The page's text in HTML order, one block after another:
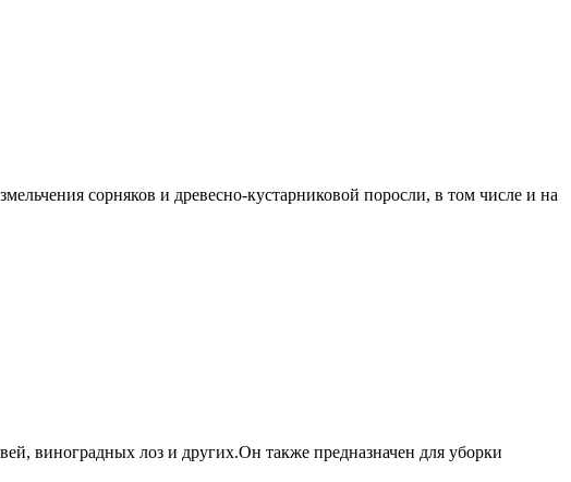
сорняков и древесно-кустарниковой поросли, в том числе и на
виноградных лоз и других.Он также предназначен для уборки